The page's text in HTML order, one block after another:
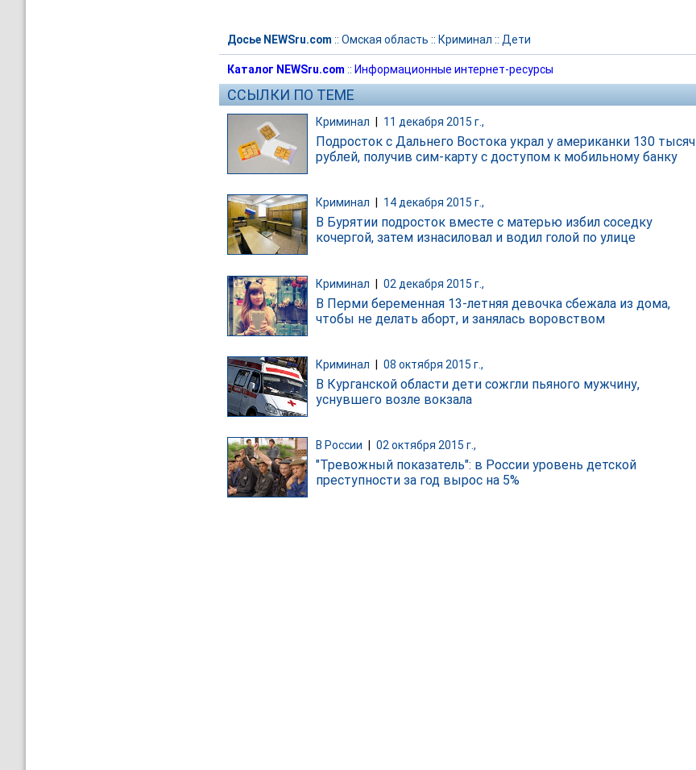
Досье NEWSru.com :: Омская область :: Криминал :: Дети
Каталог NEWSru.com :: Информационные интернет-ресурсы
ССЫЛКИ ПО ТЕМЕ
Криминал 11 декабря 2015 г.,
Подросток с Дальнего Востока украл у американки 130 тысяч
рублей, получив сим-карту с доступом к мобильному банку
Криминал 14 декабря 2015 г.,
В Бурятии подросток вместе с матерью избил соседку
кочергой, затем изнасиловал и водил голой по улице
Криминал | 02 декабря 2015 г.,
В Перми беременная 13-летняя девочка сбежала из дома,
чтобы не делать аборт, и занялась воровством
Криминал 08 октября 2015 г.,
В Курганской области дети сожгли пьяного мужчину,
уснувшего возле вокзала
В России 02 октября 2015 г.,
"Тревожный показатель": в России уровень детской
преступности за год вырос на 5%